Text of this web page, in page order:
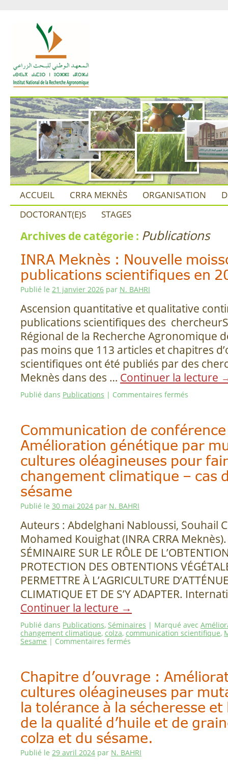
ACCUEIL CRRA MEKNÈS ORGANISATION
DOCTORANT(E)S
STAGES
Archives de catégorie : Publications
INRA Meknès : Nouvelle
publications scientifiques en
Publié le 21 janvier 2026 par N. BAHRI
Ascension quantitative et qualitative
publications scientifiques des
Régional de la Recherche Agronomique
pas moins que 113 articles et chapitres
scientifiques ont été publiés par des
Meknès dans des … Continuer la lecture
Publié dans Publications | Commentaires fermés
Communication de
Amélioration génétique par
cultures oléagineuses pour
changement climatique – cas
sésame
Publié le 30 mai 2024 par N. BAHRI
Auteurs : Abdelghani Nabloussi, Souhail
Mohamed Kouighat (INRA CRRA
SÉMINAIRE SUR LE RÔLE DE
PROTECTION DES OBTENTIONS
PERMETTRE À L’AGRICULTURE
CLIMATIQUE ET DE S’Y ADAPTER.
Continuer la lecture →
Publié dans Publications, Séminaires | Marqué avec
changement climatique, colza, communication scientifique,
Sesame | Commentaires fermés
Chapitre d’ouvrage :
cultures oléagineuses par
la tolérance à la sécheresse
de la qualité d’huile et de
colza et du sésame.
Publié le 29 avril 2024 par N. BAHRI